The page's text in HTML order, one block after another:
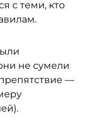
с теми, кто
не сумели
—